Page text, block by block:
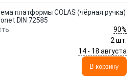
платформы COLAS (чёрная ручка)
DIN 72585
90%
2 шт.
14 - 18 августа
В корзину